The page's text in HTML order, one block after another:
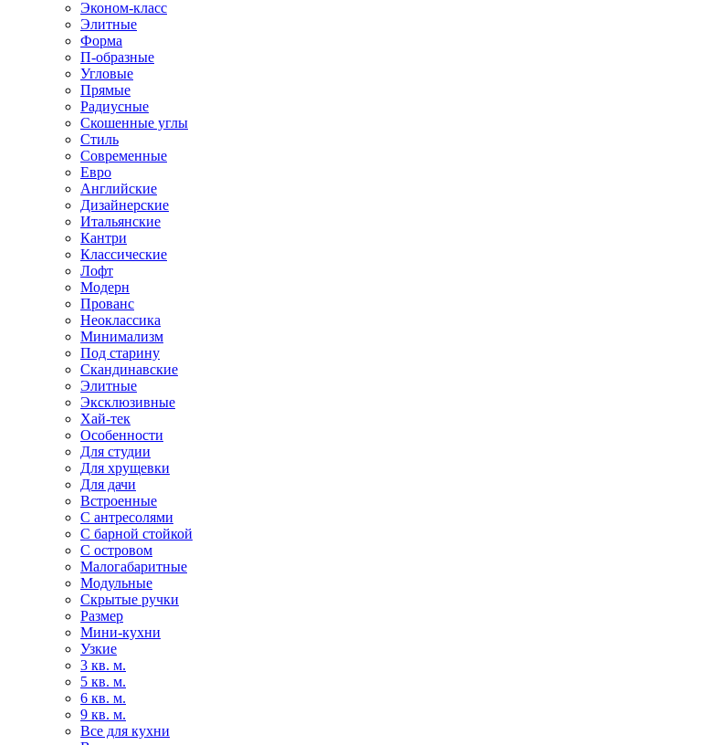
Эконом-класс
Элитные
Форма
П-образные
Угловые
Прямые
Радиусные
Скошенные углы
Стиль
Современные
Евро
Английские
Дизайнерские
Итальянские
Кантри
Классические
Лофт
Модерн
Прованс
Неоклассика
Минимализм
Под старину
Скандинавские
Элитные
Эксклюзивные
Хай-тек
Особенности
Для студии
Для хрущевки
Для дачи
Встроенные
С антресолями
С барной стойкой
С островом
Малогабаритные
Модульные
Скрытые ручки
Размер
Мини-кухни
Узкие
3 кв. м.
5 кв. м.
6 кв. м.
9 кв. м.
Все для кухни